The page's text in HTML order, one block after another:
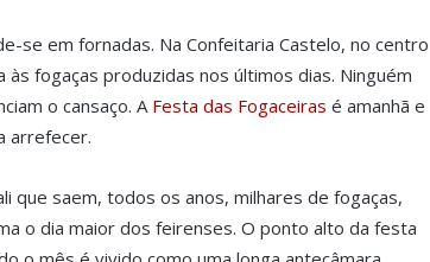
se em fornadas. Na Confeitaria Castelo, no centro
fogaças produzidas nos últimos dias. Ninguém
o cansaço. A Festa das Fogaceiras é amanhã e
arrefecer.
que saem, todos os anos, milhares de fogaças,
o dia maior dos feirenses. O ponto alto da festa